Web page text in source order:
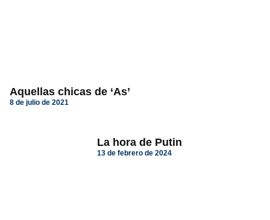
Aquellas chicas de ‘As’
8 de julio de 2021
La hora de Putin
13 de febrero de 2024